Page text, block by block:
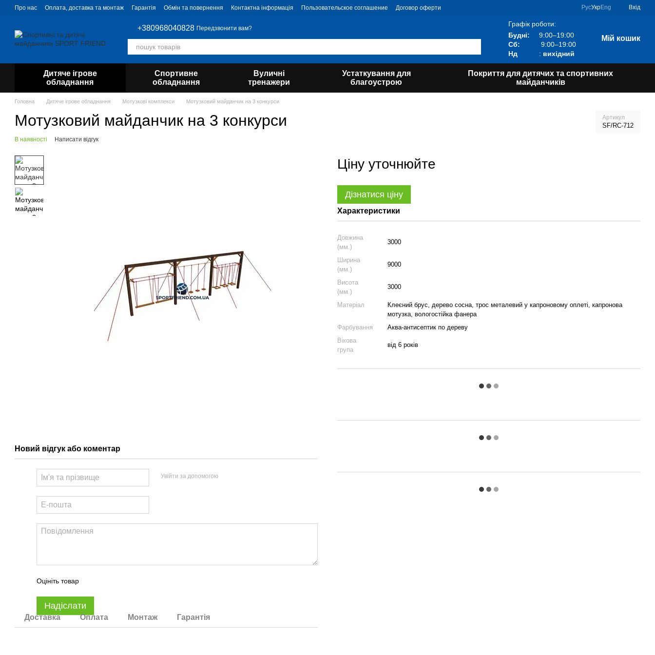
Перейти до основного контенту
Про нас Оплата, доставка та монтаж Гарантія Обмін та повернення Контактна інформація Пользовательское соглашение Договор оферти РусУкрEng Вхід
+380968040828 Передзвонити вам?
Графік роботи:
Будні:
9:00–19:00
Сб:
9:00–19:00
Нд
: вихідний
Мій кошик
Дитяче ігрове
обладнання
Спортивне
обладнання
Вуличні
тренажери
Устаткування для
благоустрою
Покриття для дитячих та спортивних
майданчиків
Головна Дитяче ігрове обладнання Мотузкові комплекси Мотузковий майданчик на 3 конкурси
Мотузковий майданчик на 3 конкурси Артикул
SF/RC-712
В наявності Написати відгук
Новий відгук або коментар
Увійти за допомогою
Оцініть товар
Надіслати
Доставка Оплата Монтаж Гарантія
Ціну уточнюйте
Дізнатися ціну
Характеристики
Довжина
(мм.)
3000
Ширина
(мм.)
9000
Висота
(мм.)
3000
Матеріал
Клеєний брус, дерево сосна, трос металевий у капроновому оплеті, капронова
мотузка, вологостійка фанера
Фарбування
Аква-антисептик по дереву
Вікова
група
від 6 років